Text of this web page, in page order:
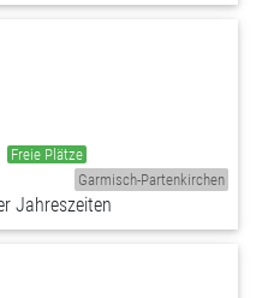
Freie Plätze
Garmisch-Partenkirchen
Jahreszeiten